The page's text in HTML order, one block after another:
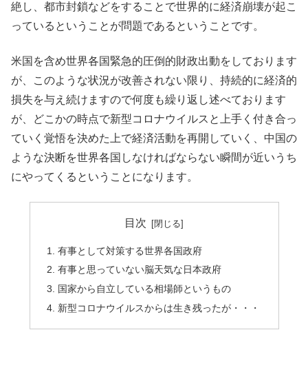
絶し、都市封鎖などをすることで世界的に経済崩壊が起こ
っているということが問題であるということです。
米国を含め世界各国緊急的圧倒的財政出動をしております
が、このような状況が改善されない限り、持続的に経済的
損失を与え続けますので何度も繰り返し述べております
が、どこかの時点で新型コロナウイルスと上手く付き合っ
ていく覚悟を決めた上で経済活動を再開していく、中国の
ような決断を世界各国しなければならない瞬間が近いうち
にやってくるということになります。
目次
有事として対策する世界各国政府
有事と思っていない脳天気な日本政府
国家から自立している相場師というもの
新型コロナウイルスからは生き残ったが・・・